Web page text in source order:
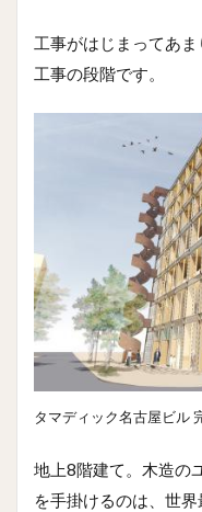
工事がはじまってあ
工事の段階です。
タマディック名古屋ビル
地上8階建て。木造の
を手掛けるのは、世